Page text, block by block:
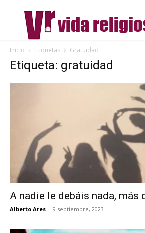
Inicio Etiquetas Gratuidad
Etiqueta: gratuidad
A nadie le debáis nada, más
Alberto Ares - 9 septiembre, 2023